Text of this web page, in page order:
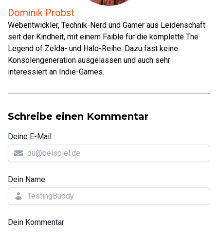
Dominik Probst
Webentwickler, Technik-Nerd und Gamer aus Leidenschaft
seit der Kindheit, mit einem Faible für die komplette The
Legend of Zelda- und Halo-Reihe. Dazu fast keine
Konsolengeneration ausgelassen und auch sehr
interessiert an Indie-Games.
Schreibe einen Kommentar
Deine E-Mail
Dein Name
Dein Kommentar